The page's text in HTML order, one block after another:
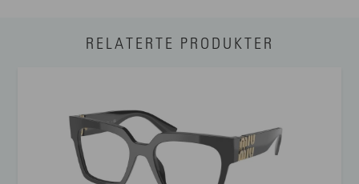
Materiale:
Størrelse:
RELATERTE PRODUKTER